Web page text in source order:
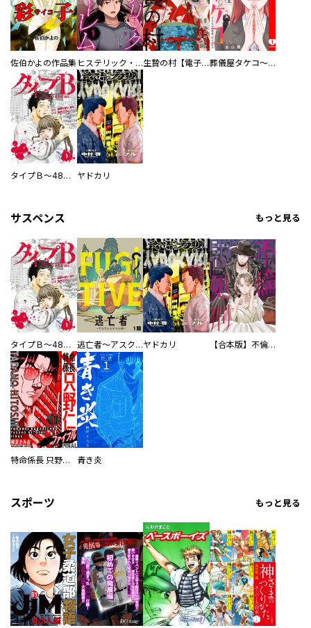
佐伯かよの作品集 ヒステリック・ハーレム～搾られる男と堕ちる女～【電子単行本版】 生贄の村【電子単行本版】 葬儀屋タケコ～あなたの最期、叶えます【電子単行本版】
タイプＢ～48時間後、致死率100％～【単話】 ヤドカリ
サスペンス もっと見る
タイプＢ～48時間後、致死率100％～【単話】 逃亡者～アスクレピオスの杖～ヤドカリ 【合本版】不倫処刑
特命係長 只野仁ファイナル 愛蔵版 青き炎
スポーツ もっと見る